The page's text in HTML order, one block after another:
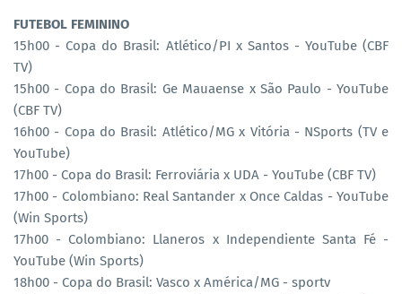
FUTEBOL FEMININO
15h00 - Copa do Brasil: Atlético/PI x Santos - YouTube (CBF
TV)
15h00 - Copa do Brasil: Ge Mauaense x São Paulo - YouTube
(CBF TV)
16h00 - Copa do Brasil: Atlético/MG x Vitória - NSports (TV e
YouTube)
17h00 - Copa do Brasil: Ferroviária x UDA - YouTube (CBF TV)
17h00 - Colombiano: Real Santander x Once Caldas - YouTube
(Win Sports)
17h00 - Colombiano: Llaneros x Independiente Santa Fé -
YouTube (Win Sports)
18h00 - Copa do Brasil: Vasco x América/MG - sportv